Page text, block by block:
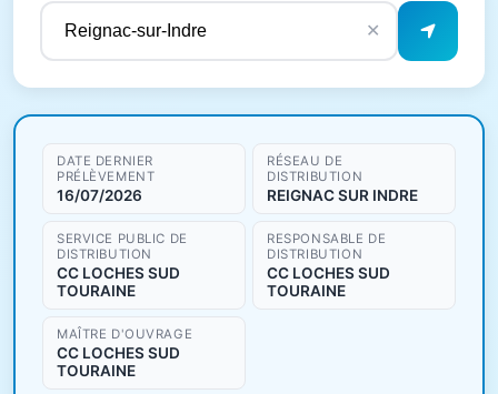
✕
Résultats de qualité de l'eau
DATE DERNIER
PRÉLÈVEMENT
16/07/2026
RÉSEAU DE
DISTRIBUTION
REIGNAC SUR INDRE
SERVICE PUBLIC DE
DISTRIBUTION
CC LOCHES SUD
TOURAINE
RESPONSABLE DE
DISTRIBUTION
CC LOCHES SUD
TOURAINE
MAÎTRE D'OUVRAGE
CC LOCHES SUD
TOURAINE